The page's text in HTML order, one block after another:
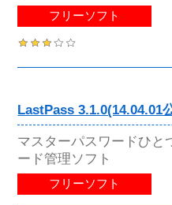
フリーソフト
LastPass 3.1.0(14.04.01
マスターパスワードひと
ード管理ソフト
フリーソフト